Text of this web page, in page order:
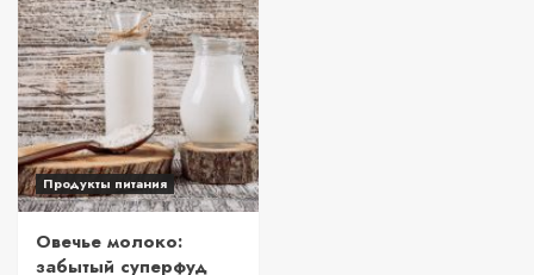
Продукты питания
Овечье молоко:
забытый суперфуд